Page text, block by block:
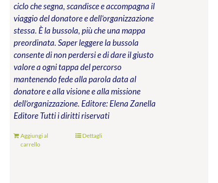
ciclo che segna, scandisce e accompagna il
viaggio del donatore e dell’organizzazione
stessa. È la bussola, più che una mappa
preordinata. Saper leggere la bussola
consente di non perdersi e di dare il giusto
valore a ogni tappa del percorso
mantenendo fede alla parola data al
donatore e alla visione e alla missione
dell’organizzazione. Editore: Elena Zanella
EditoreTutti i diritti riservati
Aggiungi al
carrello
Dettagli